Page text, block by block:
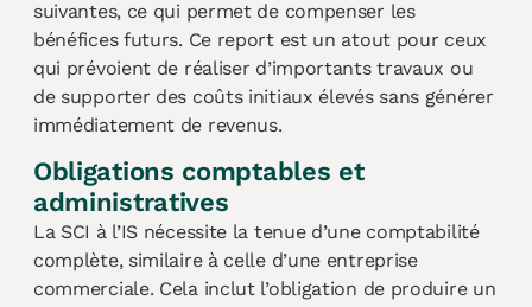
suivantes, ce qui permet de compenser les
bénéfices futurs. Ce report est un atout pour ceux
qui prévoient de réaliser d’importants travaux ou
de supporter des coûts initiaux élevés sans générer
immédiatement de revenus.
Obligations comptables et
administratives
La SCI à l’IS nécessite la tenue d’une comptabilité
complète, similaire à celle d’une entreprise
commerciale. Cela inclut l’obligation de produire un